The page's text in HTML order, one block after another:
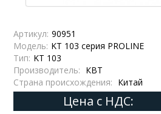
Артикул: 90951
Модель: KT 103 серия PROLINE
Тип: KT 103
Производитель: КВТ
Страна происхождения: Китай
Цена с НДС: